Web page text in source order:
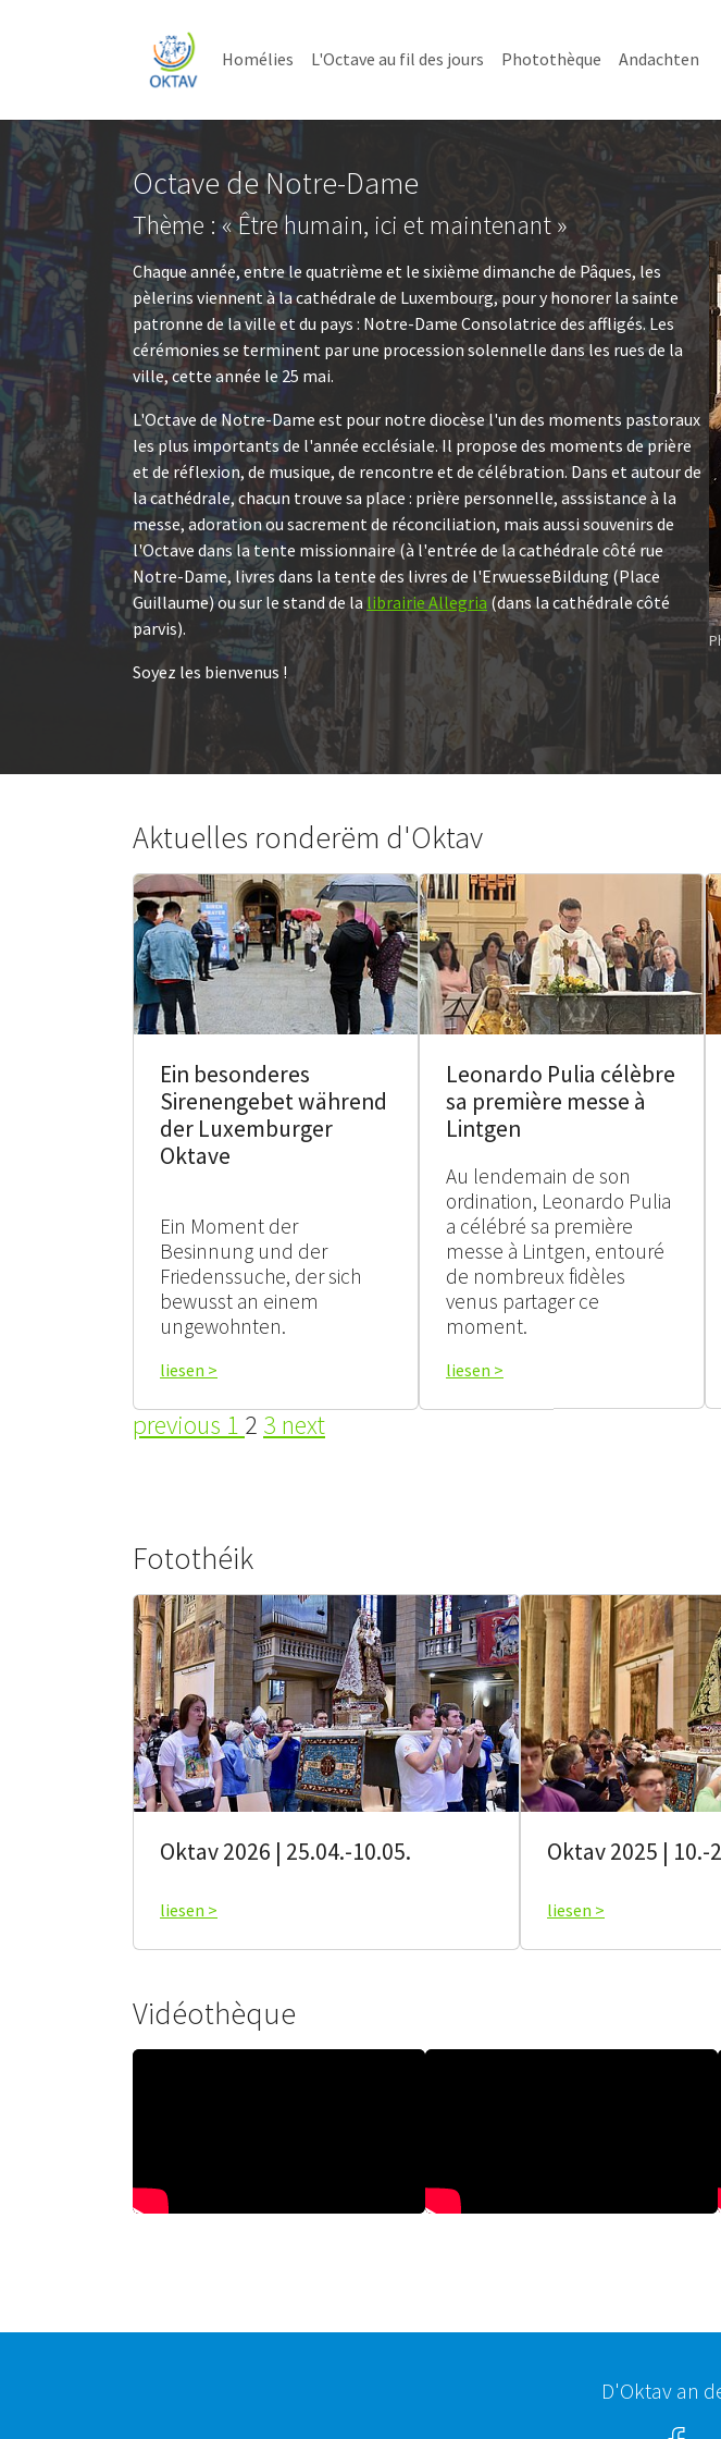
Homélies L'Octave au fil des jours Photothèque Andachten
Octave de Notre-Dame
Thème : « Être humain, ici et maintenant »
Chaque année, entre le quatrième et le sixième dimanche de Pâques, les
pèlerins viennent à la cathédrale de Luxembourg, pour y honorer la sainte
patronne de la ville et du pays : Notre-Dame Consolatrice des affligés. Les
cérémonies se terminent par une procession solennelle dans les rues de la
ville, cette année le 25 mai.
L'Octave de Notre-Dame est pour notre diocèse l'un des moments pastoraux
les plus importants de l'année ecclésiale. Il propose des moments de prière
et de réflexion, de musique, de rencontre et de célébration. Dans et autour de
la cathédrale, chacun trouve sa place : prière personnelle, asssistance à la
messe, adoration ou sacrement de réconciliation, mais aussi souvenirs de
l'Octave dans la tente missionnaire (à l'entrée de la cathédrale côté rue
Notre-Dame, livres dans la tente des livres de l'ErwuesseBildung (Place
Guillaume) ou sur le stand de la librairie Allegria(dans la cathédrale côté
parvis).
Soyez les bienvenus !
Aktuelles ronderëm d'Oktav
Ein besonderes
Sirenengebet während
der Luxemburger
Oktave
Ein Moment der
Besinnung und der
Friedenssuche, der sich
bewusst an einem
ungewohnten.
liesen >
Leonardo Pulia célèbre
sa première messe à
Lintgen
Au lendemain de son
ordination, Leonardo Pulia
a célébré sa première
messe à Lintgen, entouré
de nombreux fidèles
venus partager ce
moment.
liesen >
previous 1 2 3 next
Fotothéik
Oktav 2026 | 25.04.-10.05.
liesen >
Oktav 2025 | 10.-
liesen >
Vidéothèque
D'Oktav an